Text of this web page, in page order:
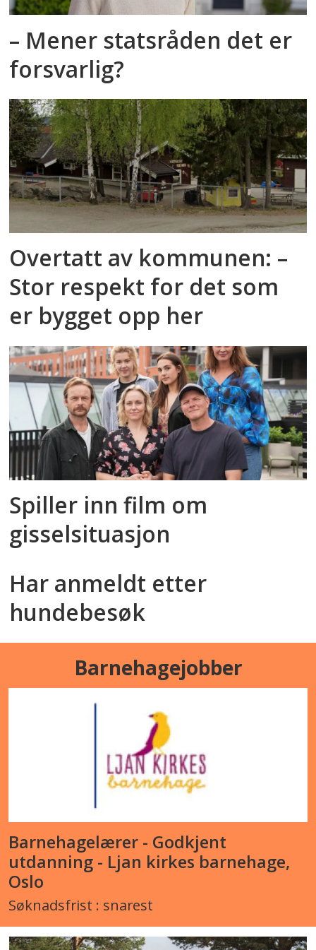
– Mener statsråden det er
forsvarlig?
Overtatt av kommunen: –
Stor respekt for det som
er bygget opp her
Spiller inn film om
gisselsituasjon
Har anmeldt etter
hundebesøk
Barnehagejobber
Barnehagelærer - Godkjent
utdanning - Ljan kirkes barnehage,
Oslo
Søknadsfrist : snarest